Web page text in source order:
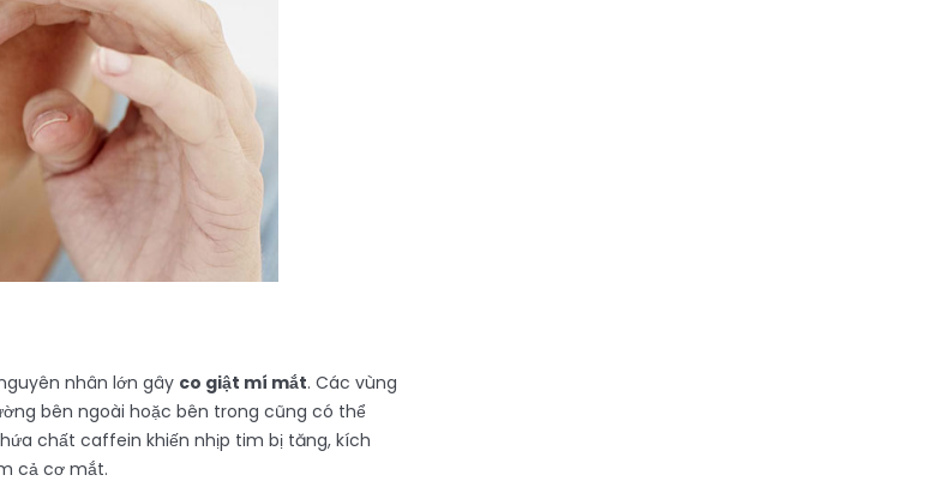
nhân lớn gây co giật mí mắt. Các vùng
bên ngoài hoặc bên trong cũng có thể
chất caffein khiến nhịp tim bị tăng, kích
cả cơ mắt.